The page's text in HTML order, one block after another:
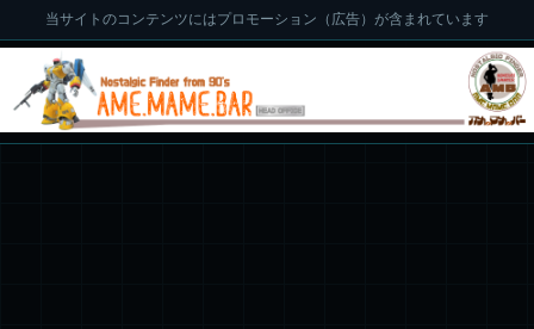
当サイトのコンテンツにはプロモーション（広告）が含まれています